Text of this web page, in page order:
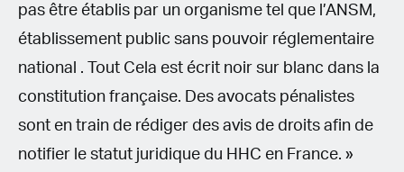
pas être établis par un organisme tel que l’ANSM,
établissement public sans pouvoir réglementaire
national . Tout Cela est écrit noir sur blanc dans la
constitution française. Des avocats pénalistes
sont en train de rédiger des avis de droits afin de
notifier le statut juridique du HHC en France. »